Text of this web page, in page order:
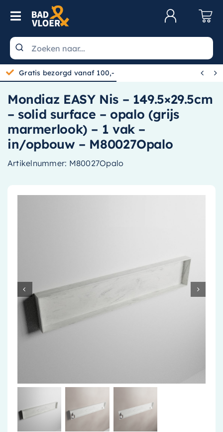
Skip to content
Toggle Navigation
Wastafels
Toiletten
Spiegels
Kranen
Douche
Badkamermeubels
PVC
Tegels
Gratis bezorgd vanaf 100,-  
Mondiaz EASY Nis – 149.5×29.5cm
– solid surface – opalo (grijs
marmerlook) – 1 vak –
in/opbouw – M80027Opalo
Artikelnummer: M80027Opalo